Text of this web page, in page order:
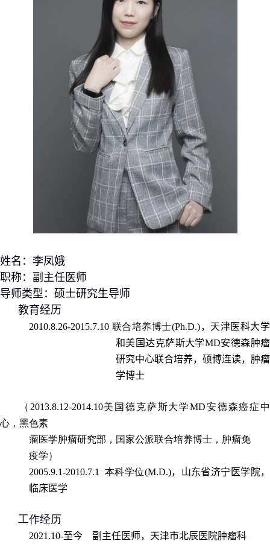
姓名： 李凤娥
职称： 副主任医师
导师类型：硕士研究生导师
教育经历
2010.8.26-2015.7.10 联合培养博士(Ph.D.)， 天津医科大学
和美国达克萨斯大学MD安德森肿瘤
研究中心联合培养，硕博连读，肿瘤
学博士
（ 2013.8.12-2014.10美国德克萨斯大学MD安德森癌症中
心，黑色素
瘤医学肿瘤研究部，国家公派联合培养博士，肿瘤免
疫学）
2005.9.1-2010.7.1 本科学位(M.D.)， 山东省济宁医学院，
临床医学
工作经历
2021.10-至今 副主任医师， 天津市北辰医院肿瘤科